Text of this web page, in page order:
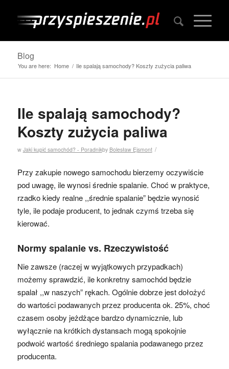
Blog
You are here: Home / Ile spalają samochody? Koszty zużycia paliwa
Ile spalają samochody?
Koszty zużycia paliwa
w Jaki kupić samochód? - Poradnik /
by Bolesław Ejsmont
Przy zakupie nowego samochodu bierzemy oczywiście
pod uwagę, ile wynosi średnie spalanie. Choć w praktyce,
rzadko kiedy realne ,,średnie spalanie” będzie wynosić
tyle, ile podaje producent, to jednak czymś trzeba się
kierować.
Normy spalanie vs. Rzeczywistość
Nie zawsze (raczej w wyjątkowych przypadkach)
możemy sprawdzić, ile konkretny samochód będzie
spalał ,,w naszych” rękach. Ogólnie dobrze jest dołożyć
do wartości podawanych przez producenta ok. 25%, choć
czasem osoby jeżdżące bardzo dynamicznie, lub
wyłącznie na krótkich dystansach mogą spokojnie
podwoić wartość średniego spalania podawanego przez
producenta.